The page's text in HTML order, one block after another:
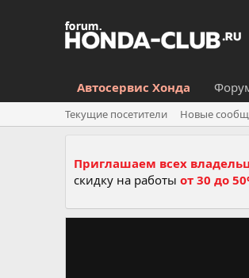
Автосервис Хонда
Текущие посетители Новые
Приглашаем всех
скидку на работы от 30 до